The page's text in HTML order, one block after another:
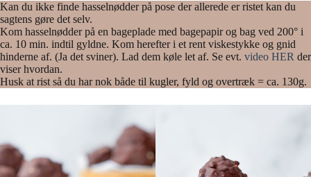
Kan du ikke finde hasselnødder på pose der allerede er ristet kan du
sagtens gøre det selv.
Kom hasselnødder på en bageplade med bagepapir og bag ved 200° i
ca. 10 min. indtil gyldne. Kom herefter i et rent viskestykke og gnid
hinderne af. (Ja det sviner). Lad dem køle let af. Se evt. video HER der
viser hvordan.
Husk at rist så du har nok både til kugler, fyld og overtræk = ca. 130g.